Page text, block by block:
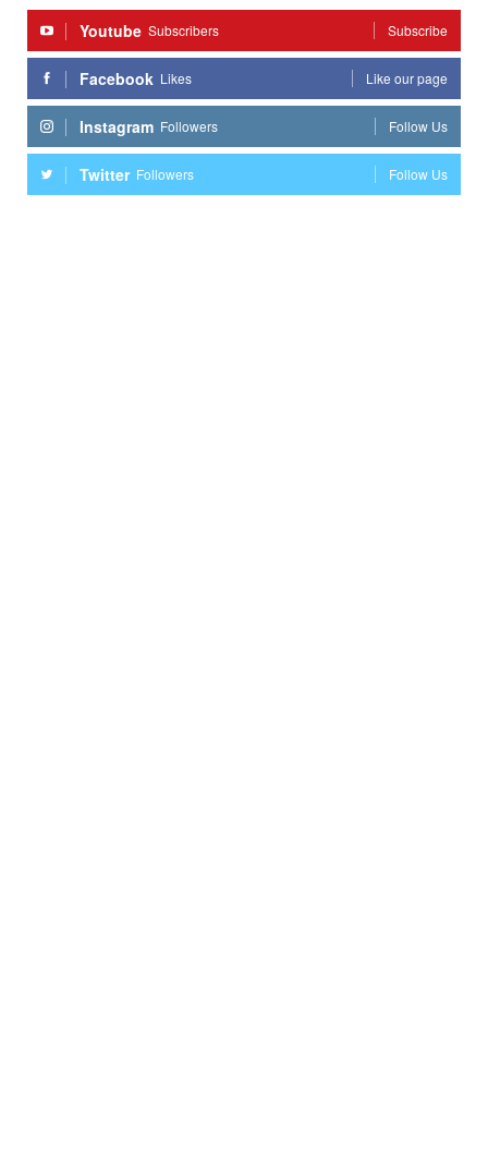
Youtube Subscribers Subscribe
Facebook Likes Like our page
Instagram Followers Follow Us
Twitter Followers Follow Us